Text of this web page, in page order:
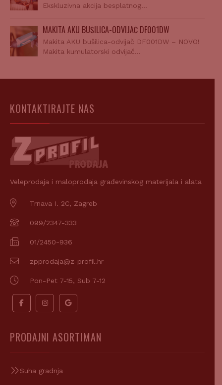
Ekskluzivna akcija besplatnog…
MAKITA AKU BUŠILICA-ODVIJAČ DF001DW
Makita AKU bušilica-odvijač DF001DW – NOVO!
Makita kumulatorski odvijač…
KONTAKTIRAJTE NAS
Veleprodaja i maloprodaja građevinskog materijala i alata
Trnava I. 2C, Zagreb
099/2347-333
01/2450-936
zpprodaja@z-profil.hr
Pon-Pet 7-15, Sub 7-12
PRODAJNI ASORTIMAN
Suha gradnja